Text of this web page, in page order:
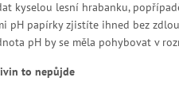
kyselou lesní hrabanku,
pH papírky zjistíte ihned bez
pH by se měla pohybovat v
to nepůjde